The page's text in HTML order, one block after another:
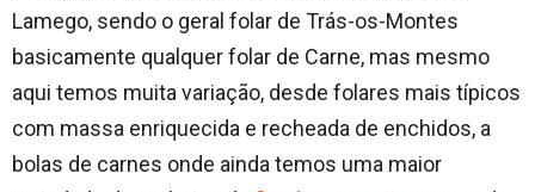
Lamego, sendo o geral folar de Trás-os-Montes
basicamente qualquer folar de Carne, mas mesmo
aqui temos muita variação, desde folares mais típicos
com massa enriquecida e recheada de enchidos, a
bolas de carnes onde ainda temos uma maior